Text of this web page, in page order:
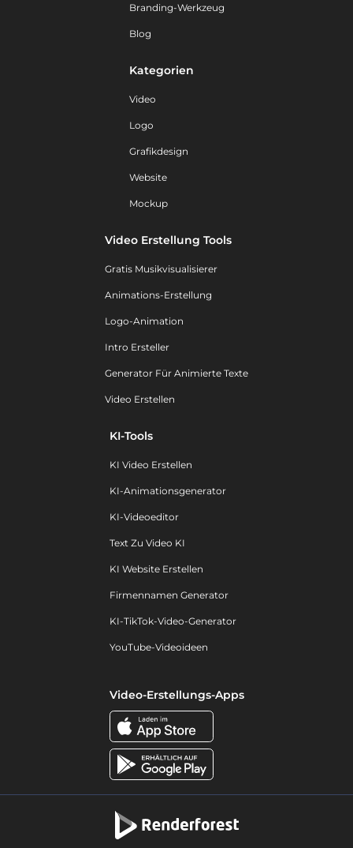
Branding-Werkzeug
Blog
Kategorien
Video
Logo
Grafikdesign
Website
Mockup
Video Erstellung Tools
Gratis Musikvisualisierer
Animations-Erstellung
Logo-Animation
Intro Ersteller
Generator Für Animierte Texte
Video Erstellen
KI-Tools
KI Video Erstellen
KI-Animationsgenerator
KI-Videoeditor
Text Zu Video KI
KI Website Erstellen
Firmennamen Generator
KI-TikTok-Video-Generator
YouTube-Videoideen
Video-Erstellungs-Apps